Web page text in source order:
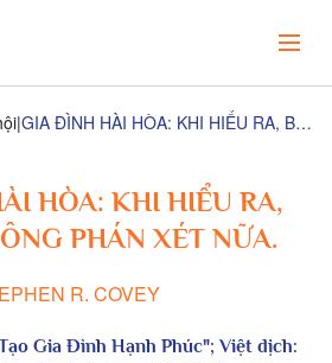
GIA ĐÌNH HÀI HÒA: KHI HIỂU RA, BẠN SẼ KHÔNG PHÁN XÉT NỮA.
HÒA: KHI HIỂU RA,
PHÁN XÉT NỮA.
R. COVEY
Gia Đình Hạnh Phúc"; Việt dịch: